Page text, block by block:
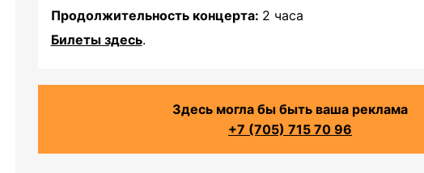
Продолжительность концерта: 2 часа
Билеты здесь.
Здесь могла бы быть ваша реклама
+7 (705) 715 70 96